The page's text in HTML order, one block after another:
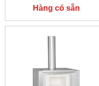
1100 ĐỘ 5 LÍT, CỬA TRƯỢT
LÊN
Hàng có sẵn